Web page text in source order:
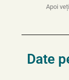
Apoi
Date